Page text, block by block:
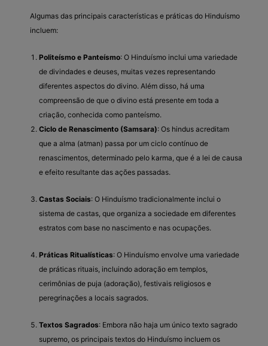
Algumas das principais características e práticas do Hinduísmo
incluem:
Politeísmo e Panteísmo: O Hinduísmo inclui uma variedade
de divindades e deuses, muitas vezes representando
diferentes aspectos do divino. Além disso, há uma
compreensão de que o divino está presente em toda a
criação, conhecida como panteísmo.
Ciclo de Renascimento (Samsara): Os hindus acreditam
que a alma (atman) passa por um ciclo contínuo de
renascimentos, determinado pelo karma, que é a lei de causa
e efeito resultante das ações passadas.
Castas Sociais: O Hinduísmo tradicionalmente inclui o
sistema de castas, que organiza a sociedade em diferentes
estratos com base no nascimento e nas ocupações.
Práticas Ritualísticas: O Hinduísmo envolve uma variedade
de práticas rituais, incluindo adoração em templos,
cerimônias de puja (adoração), festivais religiosos e
peregrinações a locais sagrados.
Textos Sagrados: Embora não haja um único texto sagrado
supremo, os principais textos do Hinduísmo incluem os